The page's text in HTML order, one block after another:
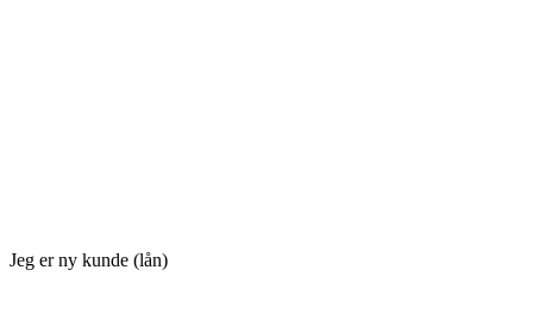
Jeg er ny kunde (lån)